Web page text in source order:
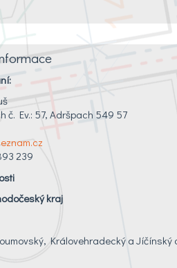
č. Ev.: 57, Adršpach 549 57
239
kraj
Královehradecký a Jíčínský